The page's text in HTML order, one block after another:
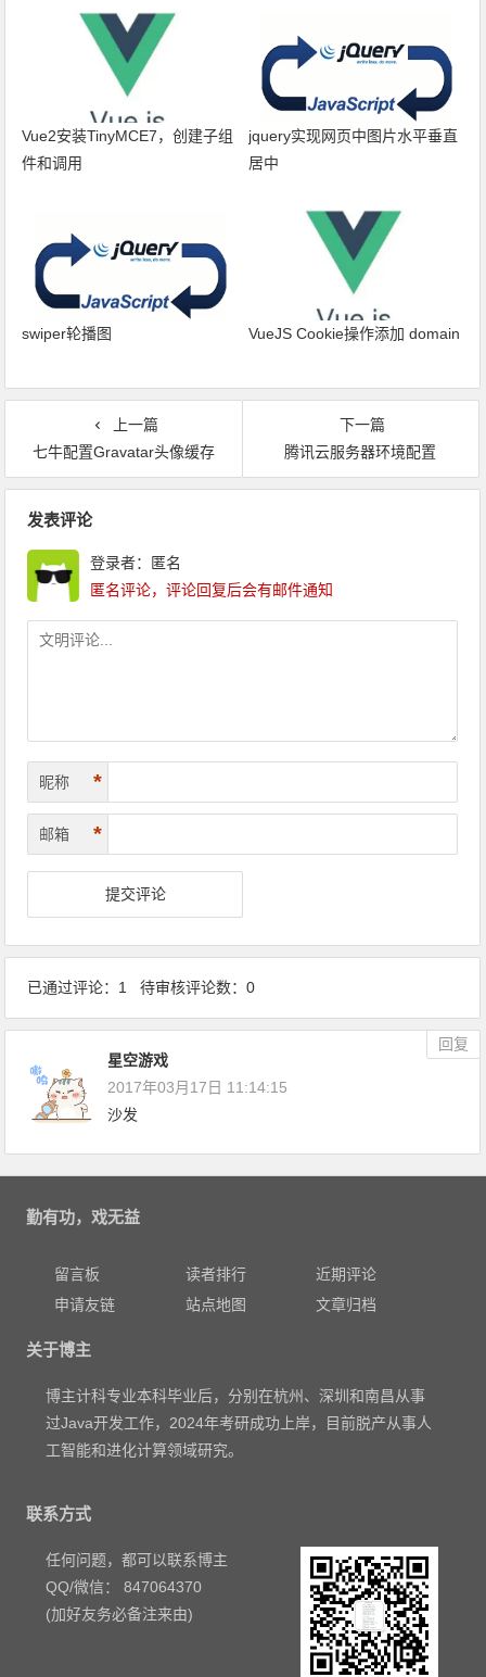
Vue2安装TinyMCE7，创建子组
件和调用
jquery实现网页中图片水平垂直
居中
swiper轮播图 VueJS Cookie操作添加 domain
上一篇
七牛配置Gravatar头像缓存
下一篇
腾讯云服务器环境配置
发表评论
登录者：匿名
匿名评论，评论回复后会有邮件通知
昵称 *
邮箱 *
已通过评论：1 待审核评论数：0
星空游戏
回复
2017年03月17日 11:14:15
沙发
勤有功，戏无益
留言板 读者排行
近期评论
申请友链
站点地图 文章归档
关于博主
博主计科专业本科毕业后，分别在杭州、深圳和南昌从事
过Java开发工作，2024年考研成功上岸，目前脱产从事人
工智能和进化计算领域研究。
联系方式
任何问题，都可以联系博主
QQ/微信： 847064370
(加好友务必备注来由)